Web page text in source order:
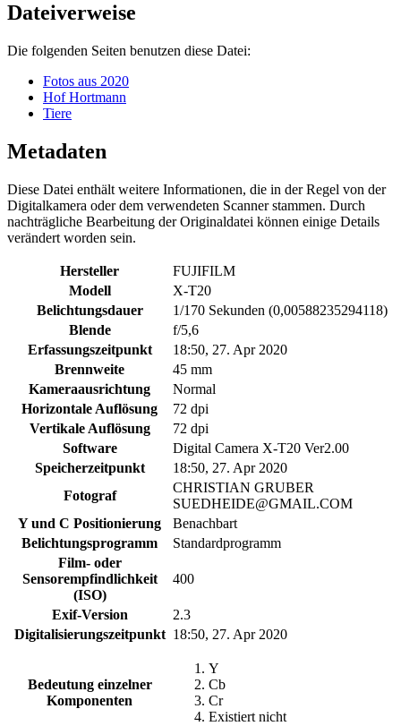
Dateiverweise
Die folgenden Seiten benutzen diese Datei:
Fotos aus 2020
Hof Hortmann
Tiere
Metadaten
Diese Datei enthält weitere Informationen, die in der Regel von der
Digitalkamera oder dem verwendeten Scanner stammen. Durch
nachträgliche Bearbeitung der Originaldatei können einige Details
verändert worden sein.
Hersteller
FUJIFILM
Modell
X-T20
Belichtungsdauer
1/170 Sekunden (0,00588235294118)
Blende
f/5,6
Erfassungszeitpunkt
18:50, 27. Apr 2020
Brennweite
45 mm
Kameraausrichtung
Normal
Horizontale Auflösung
72 dpi
Vertikale Auflösung
72 dpi
Software
Digital Camera X-T20 Ver2.00
Speicherzeitpunkt
18:50, 27. Apr 2020
Fotograf
CHRISTIAN GRUBER
SUEDHEIDE@GMAIL.COM
Y und C Positionierung
Benachbart
Belichtungsprogramm
Standardprogramm
Film- oder
Sensorempfindlichkeit
(ISO)
400
Exif-Version
2.3
Digitalisierungszeitpunkt 18:50, 27. Apr 2020
Bedeutung einzelner
Komponenten
Y
Cb
Cr
Existiert nicht